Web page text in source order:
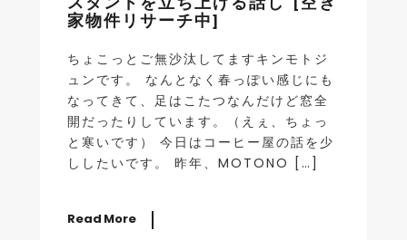
スタンドを立ち上げる話し [空き
家物件リサーチ中]
ちょこっとご無沙汰してますキンモトジ
ュンです。 なんとなく春っぽい感じにも
なってきて、足はこたつなんだけど窓全
開だったりしています。（えぇ、ちょっ
と寒いです） 今日はコーヒー屋の話を少
ししたいです。 昨年、MOTONO […]
Read More